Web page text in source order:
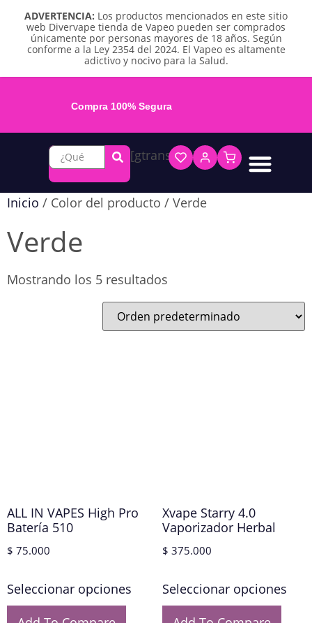
ADVERTENCIA: Los productos mencionados en este sitio
web Divervape tienda de Vapeo pueden ser comprados
únicamente por personas mayores de 18 años. Según
conforme a la Ley 2354 del 2024. El Vapeo es altamente
adictivo y nocivo para la Salud.
Compra 100% Segura
[gtranslate]
Inicio / Color del producto / Verde
Verde
Mostrando los 5 resultados
ALL IN VAPES High Pro
Batería 510
$ 75.000
Seleccionar opciones
Xvape Starry 4.0
Vaporizador Herbal
$ 375.000
Seleccionar opciones